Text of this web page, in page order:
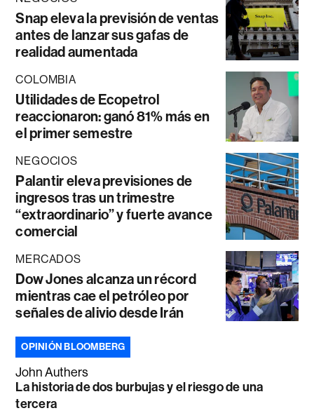
Snap eleva la previsión de ventas
antes de lanzar sus gafas de
realidad aumentada
COLOMBIA
Utilidades de Ecopetrol
reaccionaron: ganó 81% más en
el primer semestre
NEGOCIOS
Palantir eleva previsiones de
ingresos tras un trimestre
“extraordinario” y fuerte avance
comercial
MERCADOS
Dow Jones alcanza un récord
mientras cae el petróleo por
señales de alivio desde Irán
OPINIÓN BLOOMBERG
John Authers
La historia de dos burbujas y el riesgo de una
tercera